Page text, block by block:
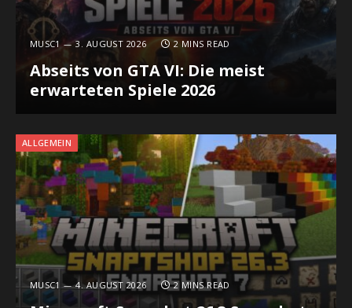
MUSC1 3. AUGUST 2026 2 MINS READ
Abseits von GTA VI: Die meist
erwarteten Spiele 2026
ALLGEMEIN
MUSC1 4. AUGUST 2026 2 MINS READ